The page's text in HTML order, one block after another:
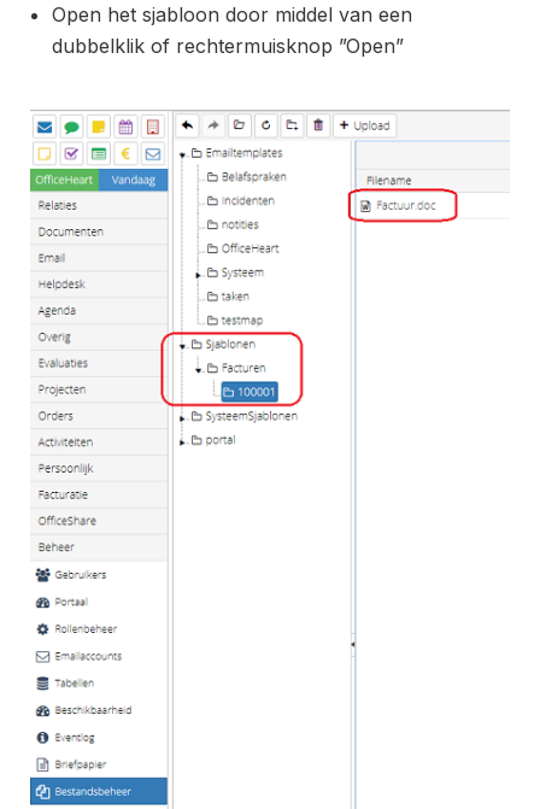
Open het sjabloon door middel van een
dubbelklik of rechtermuisknop ”Open”